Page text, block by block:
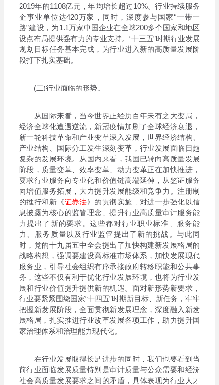
2019年的1108亿元，年均增长超过10%。行业持续服务
企事业单位达420万家，同时，深度参与国家“一带一
路”建设，为1.1万家中国企业在全球200多个国家和地区
设点布局提供强有力的专业支持。“十三五”时期行业发展
规划目标任务基本完成，为行业进入新的高质量发展阶
段打下扎实基础。
(二)行业面临的形势。
从国际来看，当今世界正经历百年未有之大变局，
经济全球化遭遇逆流，新冠疫情加剧了全球经济衰退，
新一轮科技革命和产业变革深入发展，世界经济结构、
产业结构、国际分工发生深刻变革，行业发展面临日趋
复杂的发展环境。从国内来看，我国已转向高质量发展
阶段，质量变革、效率变革、动力变革正在加快推进，
要求行业服务向专业化和价值链高端延伸，从鉴证服务
向增值服务拓展，大力提升发展能级和竞争力。注册制
的推行和新《证券法》的贯彻实施，对进一步强化以信
息披露为核心的监管理念、提升行业高质量审计服务能
力提出了新的要求。这些都对行业职业标准、服务能
力、服务质量以及行业监管提出了新的挑战。与此同
时，党的十九届五中全会提出了加快构建新发展格局的
战略构想，强调要建设高标准市场体系，加快发展现代
服务业，引导社会组织有序承接政府转移职能和公共事
务，这些不仅有利于优化行业发展环境，也将为行业发
展和行业价值提升提供新的机遇。面对新形势新要求，
行业要紧紧围绕国家“十四五”时期新目标、新任务，牢牢
把握新发展阶段，全面贯彻新发展理念，深度融入新发
展格局，扎实推进行业改革发展各项工作，助力提升国
家治理体系和治理能力现代化。
在行业发展取得长足进步的同时，我们也要看到当
前行业面临发展质量特别是审计质量与公众需要和经济
社会高质量发展要求之间的矛盾，具体表现为行业人才